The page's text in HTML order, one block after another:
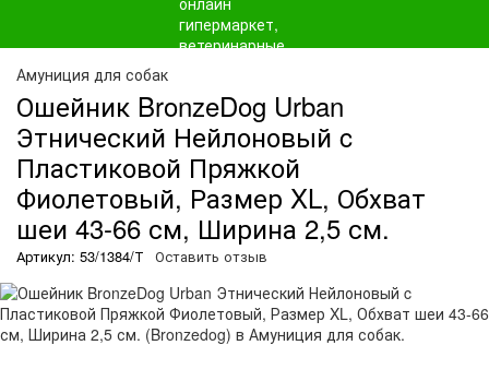
Амуниция для собак
Ошейник BronzeDog Urban
Этнический Нейлоновый c
Пластиковой Пряжкой
Фиолетовый, Размер XL, Обхват
шеи 43-66 см, Ширина 2,5 см.
Артикул: 53/1384/Т Оставить отзыв